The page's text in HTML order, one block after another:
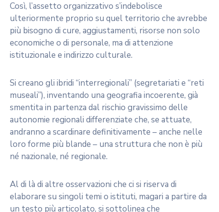
Così, l’assetto organizzativo s’indebolisce
ulteriormente proprio su quel territorio che avrebbe
più bisogno di cure, aggiustamenti, risorse non solo
economiche o di personale, ma di attenzione
istituzionale e indirizzo culturale.
Si creano gli ibridi “interregionali” (segretariati e “reti
museali”), inventando una geografia incoerente, già
smentita in partenza dal rischio gravissimo delle
autonomie regionali differenziate che, se attuate,
andranno a scardinare definitivamente – anche nelle
loro forme più blande – una struttura che non è più
né nazionale, né regionale.
Al di là di altre osservazioni che ci si riserva di
elaborare su singoli temi o istituti, magari a partire da
un testo più articolato, si sottolinea che